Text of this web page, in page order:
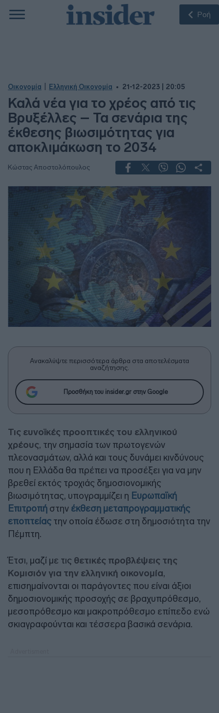
Ροή
Οικονομία Ελληνική Οικονομία 21-12-2023 | 20:05
Καλά νέα για το χρέος από τις
Βρυξέλλες – Τα σενάρια της
έκθεσης βιωσιμότητας για
αποκλιμάκωση το 2034
Κώστας Αποστολόπουλος
Ανακαλύψτε περισσότερα άρθρα στα αποτελέσματα
αναζήτησης.
Προσθήκη του insider.gr στην Google
Τις ευνοϊκές προοπτικές του ελληνικού
χρέους, την σημασία των πρωτογενών
πλεονασμάτων, αλλά και τους δυνάμει κινδύνους
που η Ελλάδα θα πρέπει να προσέξει για να μην
βρεθεί εκτός τροχιάς δημοσιονομικής
βιωσιμότητας, υπογραμμίζει η Ευρωπαϊκή
Επιτροπή στην έκθεση μεταπρογραμματικής
εποπτείας την οποία έδωσε στη δημοσιότητα την
Πέμπτη.
Έτσι, μαζί με τις θετικές προβλέψεις της
Κομισιόν για την ελληνική οικονομία,
επισημαίνονται οι παράγοντες που είναι άξιοι
δημοσιονομικής προσοχής σε βραχυπρόθεσμο,
μεσοπρόθεσμο και μακροπρόθεσμο επίπεδο ενώ
σκιαγραφούνται και τέσσερα βασικά σενάρια.